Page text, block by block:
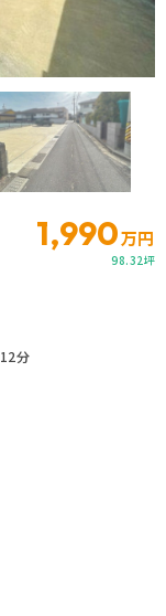
1,990万円
98.32坪
分